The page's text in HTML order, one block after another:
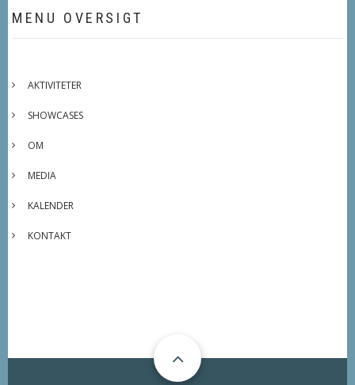
MENU OVERSIGT
AKTIVITETER
SHOWCASES
OM
MEDIA
KALENDER
KONTAKT